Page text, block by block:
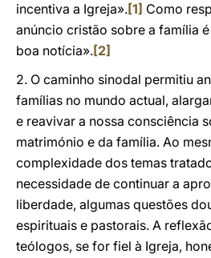
incentiva a Igreja».[1] Como
anúncio cristão sobre a família
boa notícia».[2]
2. O caminho sinodal permitiu
famílias no mundo actual,
e reavivar a nossa consciência
matrimónio e da família. Ao
complexidade dos temas
necessidade de continuar a
liberdade, algumas questões
espirituais e pastorais. A
teólogos, se for fiel à Igreja,